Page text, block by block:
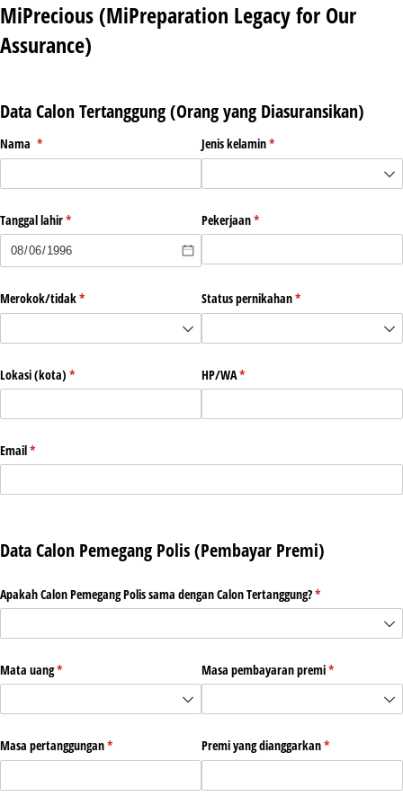
MiPrecious (MiPreparation Legacy for Our
Assurance)
Data Calon Tertanggung (Orang yang Diasuransikan)
Nama *
(required) Jenis kelamin*
(required)
Tanggal lahir*
(required) Pekerjaan*
(required)
Merokok/​tidak*
(required) Status pernikahan*
(required)
Lokasi (kota) *
(required) HP/​WA*
(required)
Email*
(required)
Data Calon Pemegang Polis (Pembayar Premi)
Apakah Calon Pemegang Polis sama dengan Calon Tertanggung?*
(required)
Mata uang*
(required) Masa pembayaran premi*
(required)
Masa pertanggungan*
(required) Premi yang dianggarkan*
(required)